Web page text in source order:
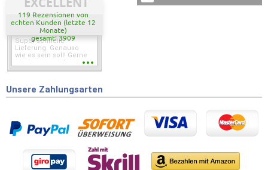
119 Rezensionen von
echten Kunden (letzte 12
Monate)
gesamt: 3909
Super schnelle
Lieferung. Genauso
wie es sein soll! Gerne
wieder wenn ich was
Unsere Zahlungsarten